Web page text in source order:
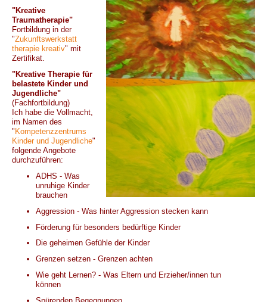
"Kreative
Traumatherapie"
Fortbildung in der
"Zukunftswerkstatt
therapie kreativ" mit
Zertifikat.
"Kreative Therapie für
belastete Kinder und
Jugendliche"
(Fachfortbildung)
Ich habe die Vollmacht,
im Namen des
" Kompetenzzentrums
Kinder und Jugendliche"
folgende Angebote
durchzuführen:
ADHS - Was
unruhige Kinder
brauchen
Aggression - Was hinter Aggression stecken kann
Förderung für besonders bedürftige Kinder
Die geheimen Gefühle der Kinder
Grenzen setzen - Grenzen achten
Wie geht Lernen? - Was Eltern und Erzieher/innen tun
können